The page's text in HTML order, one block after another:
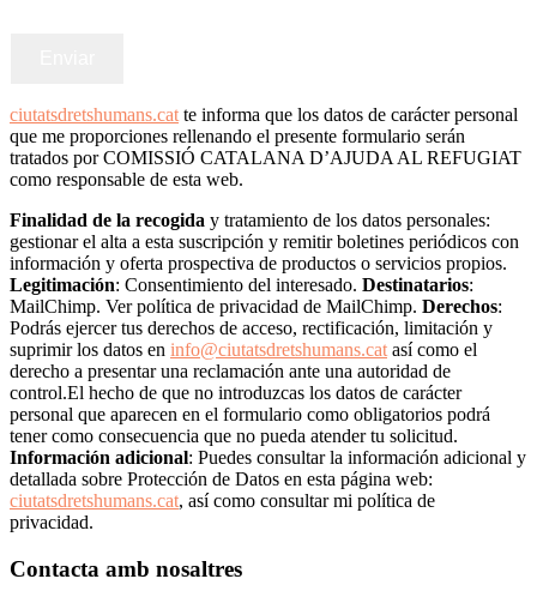
ciutatsdretshumans.cat te informa que los datos de carácter personal
que me proporciones rellenando el presente formulario serán
tratados por COMISSIÓ CATALANA D’AJUDA AL REFUGIAT
como responsable de esta web.
Finalidad de la recogida y tratamiento de los datos personales:
gestionar el alta a esta suscripción y remitir boletines periódicos con
información y oferta prospectiva de productos o servicios propios.
Legitimación: Consentimiento del interesado. Destinatarios:
MailChimp. Ver política de privacidad de MailChimp. Derechos:
Podrás ejercer tus derechos de acceso, rectificación, limitación y
suprimir los datos en info@ciutatsdretshumans.cat así como el
derecho a presentar una reclamación ante una autoridad de
control.El hecho de que no introduzcas los datos de carácter
personal que aparecen en el formulario como obligatorios podrá
tener como consecuencia que no pueda atender tu solicitud.
Información adicional: Puedes consultar la información adicional y
detallada sobre Protección de Datos en esta página web:
ciutatsdretshumans.cat, así como consultar mi política de
privacidad.
Contacta amb nosaltres